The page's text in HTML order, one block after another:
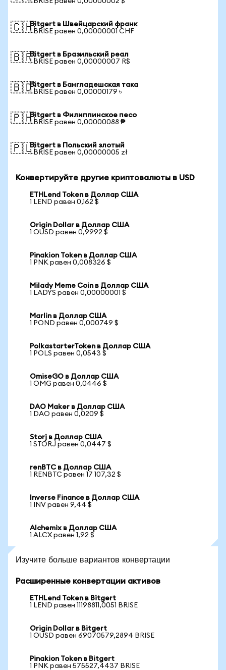
🇨🇭Bitgert в Швейцарский франк
1 BRISE равен 0,00000001 CHF
🇧🇷Bitgert в Бразильский реал
1 BRISE равен 0,00000007 R$
🇧🇩Bitgert в Бангладешская така
1 BRISE равен 0,00000179 ৳
🇵🇭Bitgert в Филиппинское песо
1 BRISE равен 0,00000088 ₱
🇵🇱Bitgert в Польский злотый
1 BRISE равен 0,00000005 zł
Конвертируйте другие криптовалюты в USD
ETHLend Token в Доллар США
1 LEND равен 0,162 $
Origin Dollar в Доллар США
1 OUSD равен 0,9992 $
Pinakion Token в Доллар США
1 PNK равен 0,008326 $
Milady Meme Coin в Доллар США
1 LADYS равен 0,00000001 $
Marlin в Доллар США
1 POND равен 0,000749 $
PolkastarterToken в Доллар США
1 POLS равен 0,0543 $
OmiseGO в Доллар США
1 OMG равен 0,0446 $
DAO Maker в Доллар США
1 DAO равен 0,0209 $
Storj в Доллар США
1 STORJ равен 0,0447 $
renBTC в Доллар США
1 RENBTC равен 17 107,32 $
Inverse Finance в Доллар США
1 INV равен 9,44 $
Alchemix в Доллар США
1 ALCX равен 1,92 $
Изучите больше вариантов конвертации
Расширенные конвертации активов
ETHLend Token в Bitgert
1 LEND равен 11198811,0051 BRISE
Origin Dollar в Bitgert
1 OUSD равен 69070579,2894 BRISE
Pinakion Token в Bitgert
1 PNK равен 575527,4437 BRISE